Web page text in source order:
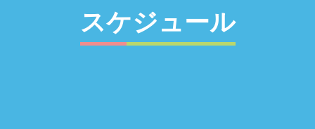
スケジュール